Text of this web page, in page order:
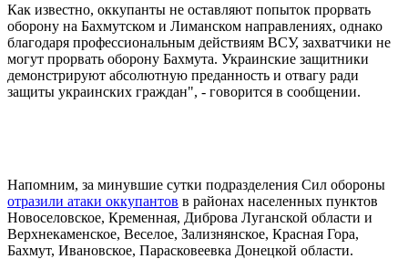
Как известно, оккупанты не оставляют попыток прорвать
оборону на Бахмутском и Лиманском направлениях, однако
благодаря профессиональным действиям ВСУ, захватчики не
могут прорвать оборону Бахмута. Украинские защитники
демонстрируют абсолютную преданность и отвагу ради
защиты украинских граждан", - говорится в сообщении.
Напомним, за минувшие сутки подразделения Сил обороны
отразили атаки оккупантов в районах населенных пунктов
Новоселовское, Кременная, Диброва Луганской области и
Верхнекаменское, Веселое, Зализнянское, Красная Гора,
Бахмут, Ивановское, Парасковеевка Донецкой области.